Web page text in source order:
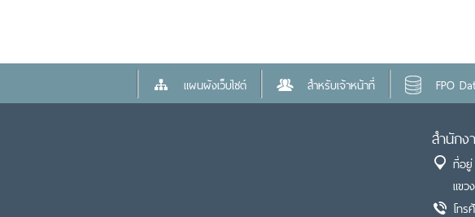
แผนผังเว็บไซต์ สำหรับเจ้าหน้าที่ FPO
สำนักง
ที่อ
แข
โท